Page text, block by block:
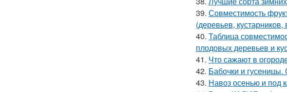
39. Совместимость
(деревьев,
40. Таблица
плодовых деревьев и
41. Что сажают в
42. Бабочки и
43. Навоз осенью и под